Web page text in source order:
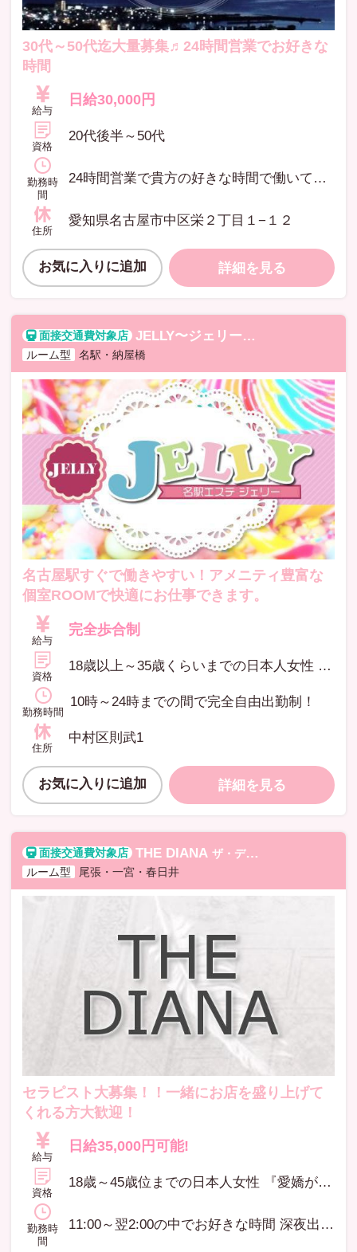
30代～50代迄大量募集♬24時間営業でお好きな
時間
給与
日給30,000円
資格
20代後半～50代
勤務時
間
24時間営業で貴方の好きな時間で働いていただけます! シフトも自分で好きな日にち、時間で決められますので、 OLさん、主婦の方など、幅広く在籍しております。 週一、月一回の出勤の女性も見えれます☆
住所
愛知県名古屋市中区栄２丁目１−１２
お気に入りに追加 詳細を見る
JELLY〜ジェリー〜
ルーム型
名駅・納屋橋
名古屋駅すぐで働きやすい！アメニティ豊富な
個室ROOMで快適にお仕事できます。
給与
完全歩合制
資格
18歳以上～35歳くらいまでの日本人女性 ※高校生不可 ♥経験・未経験は問いません ♥学生・社会人・フリーター・主婦の方歓迎
勤務時間
10時～24時までの間で完全自由出勤制！
住所
中村区則武1
お気に入りに追加 詳細を見る
THE DIANA ザ・ディアーナ
ルーム型
尾張・一宮・春日井
セラピスト大募集！！一緒にお店を盛り上げて
くれる方大歓迎！
給与
日給35,000円可能!
資格
18歳～45歳位までの日本人女性 『愛嬌がある』『一生懸命』『仕事に真面目』な方 未経験者OK(研修がありますのでご安心ください) アロマトリートメント・ボディケアなどの有資格者及び経験者も優遇致します。 (アロマセラピスト、ボディケア、エステティシャン、ストレッチ、タイ古式、その他)
勤務時
間
11:00～翌2:00の中でお好きな時間 深夜出勤の方は宿泊可能 週に1回だけでもOK 1日5時間以上